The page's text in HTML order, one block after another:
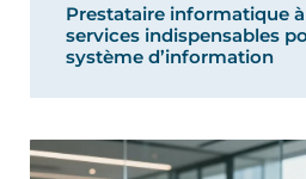
Prestataire informatique à
services indispensables
système d’information